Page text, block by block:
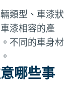
類型、車漆狀
漆相容的產
不同的車身材
哪些事